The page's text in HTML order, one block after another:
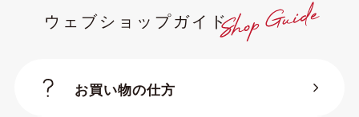
ウェブショップガイド
お買い物の仕方